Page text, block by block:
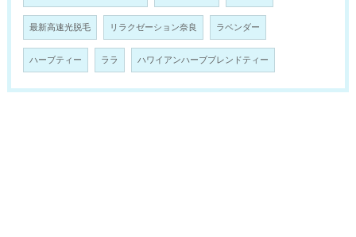
最新高速光脱毛 リラクゼーション奈良 ラベンダー
ハーブティー ララ ハワイアンハーブブレンドティー